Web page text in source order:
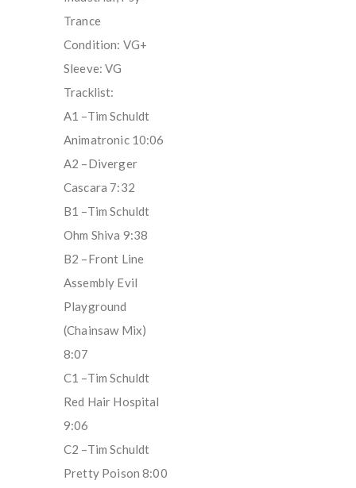
Trance
Condition: VG+
Sleeve: VG
Tracklist:
A1 –Tim Schuldt
Animatronic 10:06
A2 –Diverger
Cascara 7:32
B1 –Tim Schuldt
Ohm Shiva 9:38
B2 –Front Line
Assembly Evil
Playground
(Chainsaw Mix)
8:07
C1 –Tim Schuldt
Red Hair Hospital
9:06
C2 –Tim Schuldt
Pretty Poison 8:00